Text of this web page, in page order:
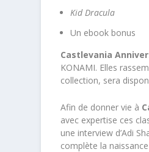
Kid Dracula
Un ebook bonus
Castlevania
KONAMI. Elles
collection, sera
Afin de donner vie à
avec expertise ces
une interview d’Adi
complète la